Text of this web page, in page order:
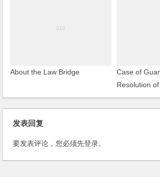
About the Law Bridge
Case of
Resolution
Park Co.,
发表回复
要发表评论，您必须先登录。